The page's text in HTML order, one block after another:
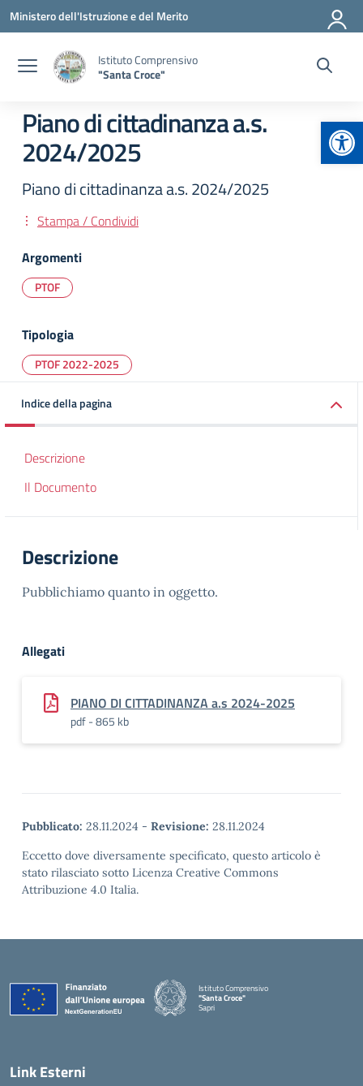
Vai ai contenuti
Vai al menu di navigazione
Vai al footer
Ministero dell'Istruzione e del Merito
Istituto Comprensivo
"Santa Croce"
Piano di cittadinanza a.s.
2024/2025
Piano di cittadinanza a.s. 2024/2025
Stampa / Condividi
Argomenti
PTOF
Tipologia
PTOF 2022-2025
Indice della pagina
Descrizione
Il Documento
Descrizione
Pubblichiamo quanto in oggetto.
Allegati
PIANO DI CITTADINANZA a.s 2024-2025
pdf - 865 kb
Pubblicato: 28.11.2024 - Revisione: 28.11.2024
Eccetto dove diversamente specificato, questo articolo è
stato rilasciato sotto Licenza Creative Commons
Attribuzione 4.0 Italia.
Istituto Comprensivo
"Santa Croce"
Sapri
— Visita la pagina iniziale della scuola
Link Esterni